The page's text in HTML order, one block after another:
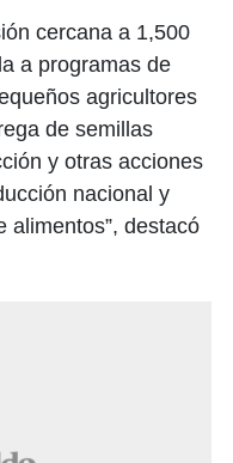
cercana a 1,500
a programas de
agricultores
de semillas
y otras acciones
nacional y
alimentos”, destacó